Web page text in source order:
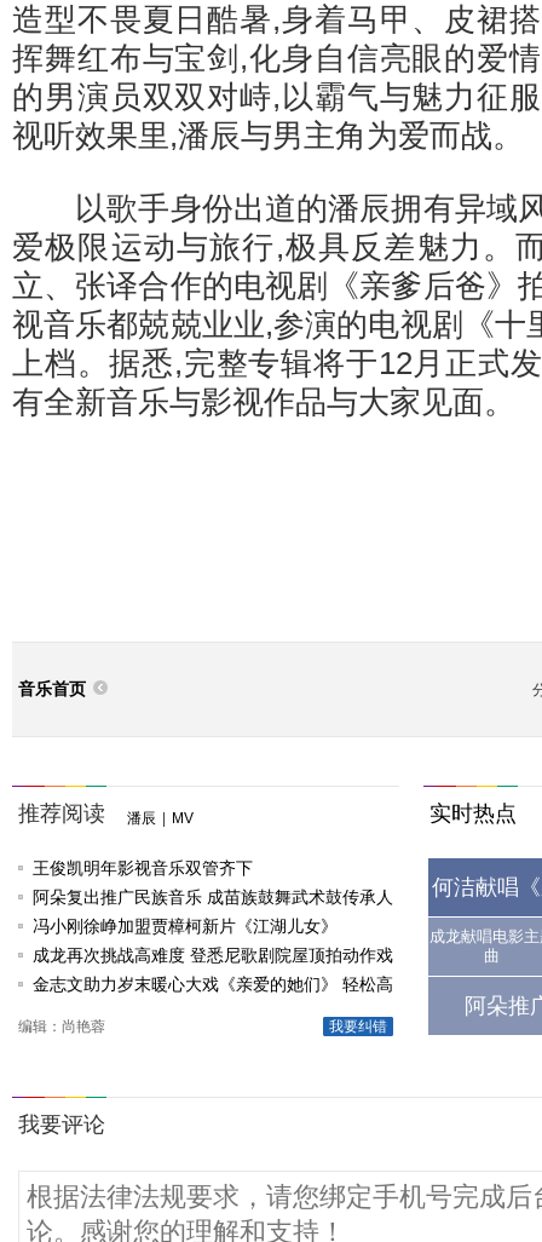
造型不畏夏日酷暑,身着马甲、皮裙
挥舞红布与宝剑,化身自信亮眼的爱
的男演员双双对峙,以霸气与魅力征
视听效果里,潘辰与男主角为爱而战。
以歌手身份出道的潘辰拥有异域
爱极限运动与旅行,极具反差魅力。
立、张译合作的电视剧《亲爹后爸》
视音乐都兢兢业业,参演的电视剧《十
上档。据悉,完整专辑将于12月正式
有全新音乐与影视作品与大家见面。
音乐首页
推荐阅读 潘辰 MV
王俊凯明年影视音乐双管齐下
阿朵复出推广民族音乐 成苗族鼓舞武术鼓传承人
冯小刚徐峥加盟贾樟柯新片《江湖儿女》
成龙再次挑战高难度 登悉尼歌剧院屋顶拍动作戏
金志文助力岁末暖心大戏《亲爱的她们》 轻松高
我要纠错
编辑：尚艳蓉
实时热点
何洁献唱
成龙献唱电影
曲
阿朵推